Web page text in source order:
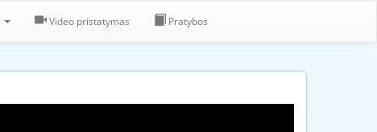
Video pristatymas Pratybos